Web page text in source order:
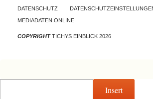
DATENSCHUTZ
MEDIADATEN ONLINE
COPYRIGHTTICHYS EINBLICK 2026
Insert